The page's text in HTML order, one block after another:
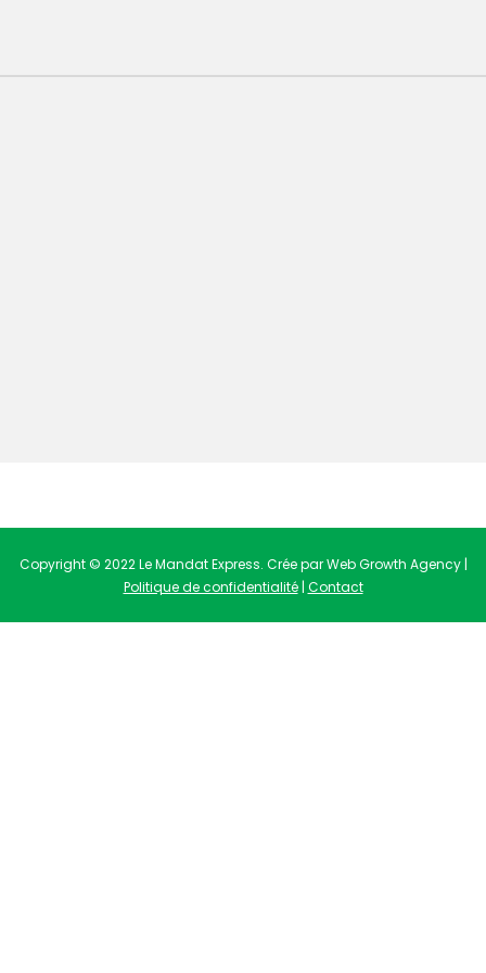
Copyright © 2022 Le Mandat Express. Crée par Web Growth Agency |
Politique de confidentialité| Contact